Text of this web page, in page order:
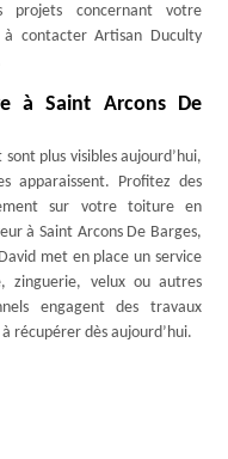
projets concernant votre
à contacter Artisan Duculty
à Saint Arcons De
plus visibles aujourd’hui,
apparaissent. Profitez des
sur votre toiture en
à Saint Arcons De Barges,
met en place un service
zinguerie, velux ou autres
engagent des travaux
récupérer dès aujourd’hui.